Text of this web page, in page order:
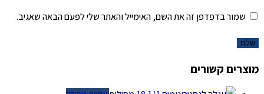
שמור בדפדפן זה את השם, האימייל והאתר שלי לפעם הבאה שאגיב.
מוצרים קשורים